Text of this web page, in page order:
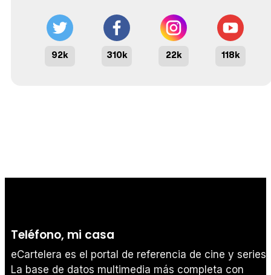
92k 310k 22k 118k
Teléfono, mi casa
eCartelera es el portal de referencia de cine y series.
La base de datos multimedia más completa con